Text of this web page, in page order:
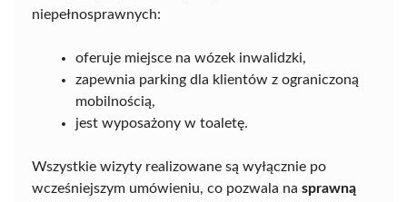
niepełnosprawnych:
oferuje miejsce na wózek inwalidzki,
zapewnia parking dla klientów z ograniczoną
mobilnością,
jest wyposażony w toaletę.
Wszystkie wizyty realizowane są wyłącznie po
wcześniejszym umówieniu, co pozwala na sprawną